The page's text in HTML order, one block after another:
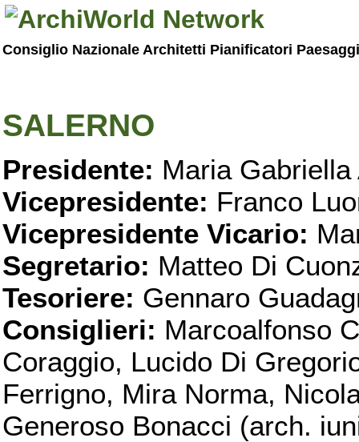
Consiglio Nazionale Architetti Pianificatori
SALERNO
Presidente: Maria Gabriella
Vicepresidente: Franco
Vicepresidente Vicario:
Segretario: Matteo Di
Tesoriere: Gennaro
Consiglieri: Marcoalfonso
Coraggio, Lucido Di
Ferrigno, Mira Norma,
Generoso Bonacci (arch.